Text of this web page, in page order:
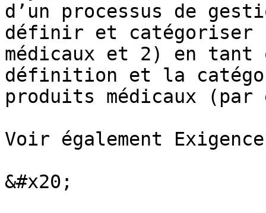
d’un processus de
définir et catégoriser
médicaux et 2) en tant
définition et la
produits médicaux (par
Voir également
&#x20;